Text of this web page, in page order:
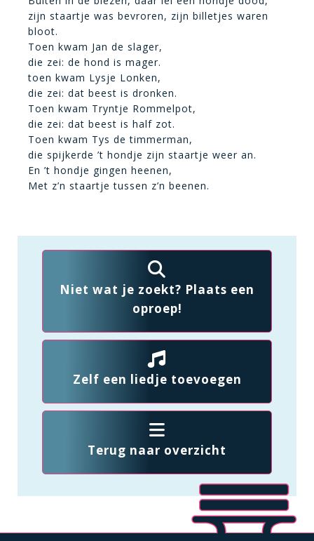
zijn staartje was bevroren, zijn billetjes waren
bloot.
Toen kwam Jan de slager,
die zei: de hond is mager.
toen kwam Lysje Lonken,
die zei: dat beest is dronken.
Toen kwam Tryntje Rommelpot,
die zei: dat beest is half zot.
Toen kwam Tys de timmerman,
die spijkerde ’t hondje zijn staartje weer an.
En ’t hondje gingen heenen,
Met z’n staartje tussen z’n beenen.
Niet wat je zoekt? Plaats een
oproep!
Zelf een liedje toevoegen
Terug naar overzicht